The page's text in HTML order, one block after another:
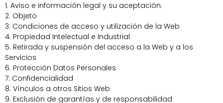
1. Aviso e información legal y su aceptación.
2. Objeto
3. Condiciones de acceso y utilización de la Web
4. Propiedad Intelectual e Industrial
5. Retirada y suspensión del acceso a la Web y a los
Servicios
6. Protección Datos Personales
7. Confidencialidad
8. Vínculos a otros Sitios Web
9. Exclusión de garantías y de responsabilidad